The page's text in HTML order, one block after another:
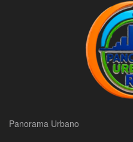
Panorama Urbano